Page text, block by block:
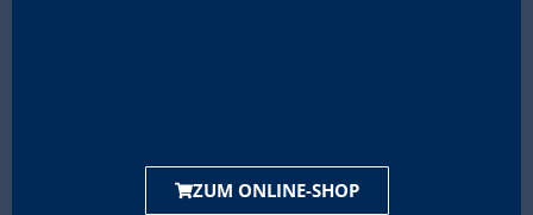
ZUM ONLINE-SHOP